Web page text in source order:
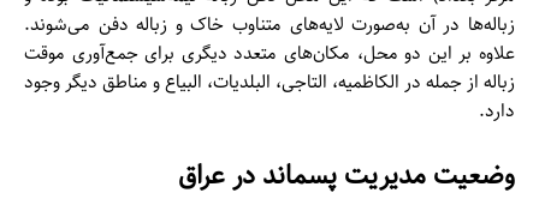
زباله‌ها در آن به‌صورت لایه‌های متناوب خاک و زباله دفن می‌شوند.
علاوه بر این دو محل، مکان‌های متعدد دیگری برای جمع‌آوری موقت
زباله از جمله در الکاظمیه، التاجی، البلدیات، البیاع و مناطق دیگر وجود
دارد.
وضعیت مدیریت پسماند در عراق